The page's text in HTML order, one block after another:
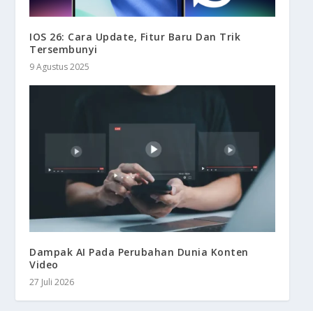
IOS 26: Cara Update, Fitur Baru Dan Trik
Tersembunyi
9 Agustus 2025
Dampak AI Pada Perubahan Dunia Konten
Video
27 Juli 2026